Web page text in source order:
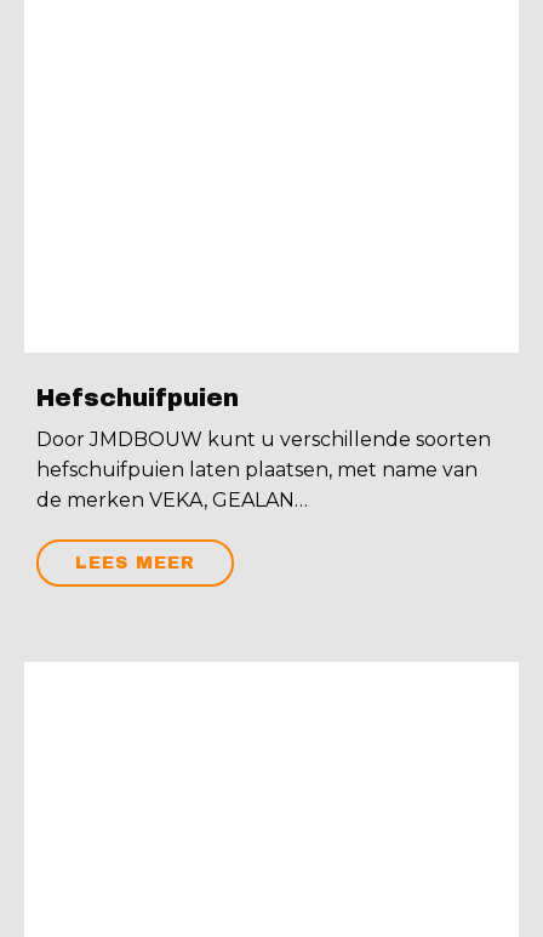
Hefschuifpuien
Door JMDBOUW kunt u verschillende soorten
hefschuifpuien laten plaatsen, met name van
de merken VEKA, GEALAN…
LEES MEER